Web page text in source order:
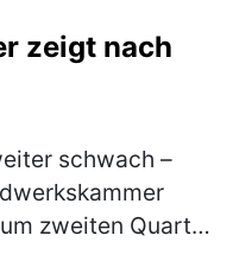
WÄHLER
zeigt nach
schwach –
zweiten Quartal